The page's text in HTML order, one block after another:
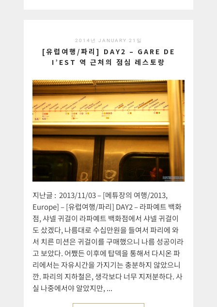
2014년 JANUARY 21일
[유럽여행/파리] DAY2 – GARE DE
I’EST 역 근처의 점심 레스토랑
지난글 : 2013/11/03 – [메튜장의 여행/2013,
Europe] – [유럽여행/파리] DAY2 – 라파예트 백화
점, 샤넬 귀걸이 라파예트 백화점에서 샤넬 귀걸이
도 샀겠다, 나름대로 수십만원을 들여서 파리에 와
서 치른 미션은 귀걸이를 구매했으니 나름 성공이라
고 보았다. 어쨌든 이후에 탑덱을 통해서 다시온 파
리에서는 자유시간을 가지기는 충분하지 않았으니
깐. 파리의 지하철은, 생각보다 너무 지저분하다. 사
실 나중에서야 알았지만, ...